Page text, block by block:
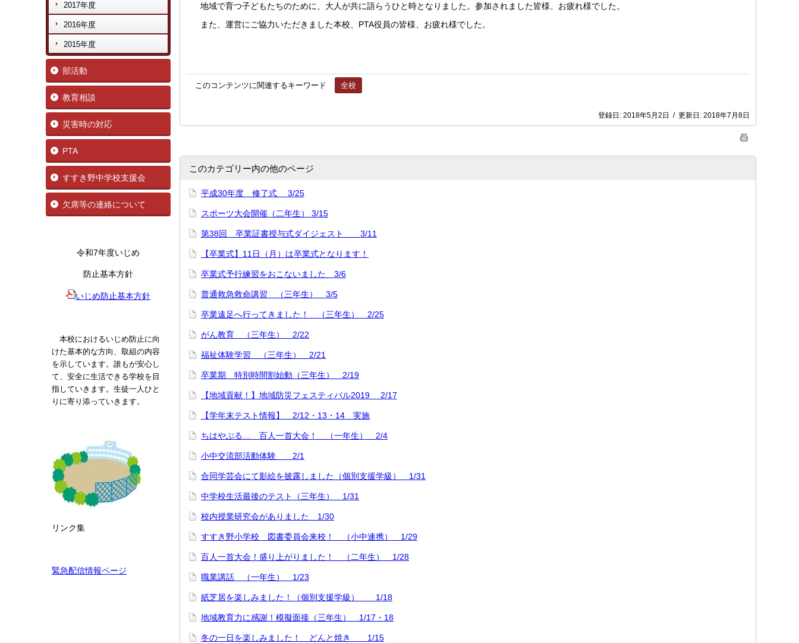
2017年度
2016年度
2015年度
部活動
教育相談
災害時の対応
PTA
すすき野中学校支援会
欠席等の連絡について
令和7年度いじめ
防止基本方針
いじめ防止基本方針
本校におけるいじめ防止に向
けた基本的な方向、取組の内容
を示しています。誰もが安心し
て、安全に生活できる学校を目
指していきます。生徒一人ひと
りに寄り添っていきます。
リンク集
緊急配信情報ページ
地域で育つ子どもたちのために、大人が共に語らうひと時となりました。参加されました皆様、お疲れ様でした。
また、運営にご協力いただきました本校、PTA役員の皆様、お疲れ様でした。
このコンテンツに関連するキーワード 全校
登録日: 2018年5月2日 / 更新日: 2018年7月8日
このカテゴリー内の他のページ
平成30年度 修了式 3/25
スポーツ大会開催（二年生） 3/15
第38回 卒業証書授与式ダイジェスト 3/11
【卒業式】11日（月）は卒業式となります！
卒業式予行練習をおこないました 3/6
普通救急救命講習 （三年生） 3/5
卒業遠足へ行ってきました！ （三年生） 2/25
がん教育 （三年生） 2/22
福祉体験学習 （三年生） 2/21
卒業期 特別時間割始動（三年生） 2/19
【地域貢献！】地域防災フェスティバル2019 2/17
【学年末テスト情報】 2/12・13・14 実施
ちはやぶる… 百人一首大会！ （一年生） 2/4
小中交流部活動体験 2/1
合同学芸会にて影絵を披露しました（個別支援学級） 1/31
中学校生活最後のテスト（三年生） 1/31
校内授業研究会がありました 1/30
すすき野小学校 図書委員会来校！ （小中連携） 1/29
百人一首大会！盛り上がりました！ （二年生） 1/28
職業講話 （一年生） 1/23
紙芝居を楽しみました！（個別支援学級） 1/18
地域教育力に感謝！模擬面接（三年生） 1/17・18
冬の一日を楽しみました！ どんと焼き 1/15